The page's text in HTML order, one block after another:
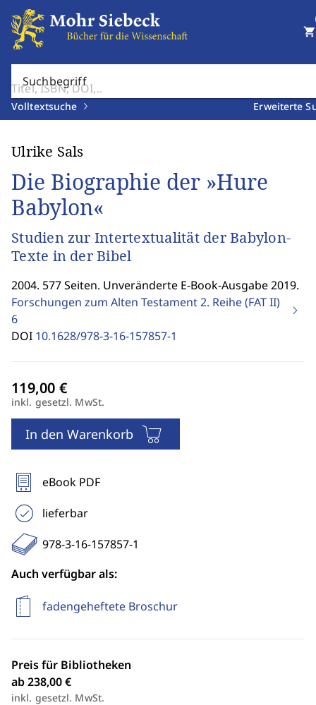
Suchbegriff
Volltextsuche Erweiterte
shopping_cart
Ulrike Sals
Die Biographie der »Hure
Babylon«
Studien zur Intertextualität der Babylon-
Texte in der Bibel
2004. 577 Seiten. Unveränderte E-Book-Ausgabe 2019.
Forschungen zum Alten Testament 2. Reihe (FAT II)
6
DOI 10.1628/978-3-16-157857-1
inkl. gesetzl. MwSt.
In den Warenkorb
eBook PDF
lieferbar
978-3-16-157857-1
Auch verfügbar als:
fadengeheftete Broschur
Preis für Bibliotheken
ab 238,00 €
inkl. gesetzl. MwSt.